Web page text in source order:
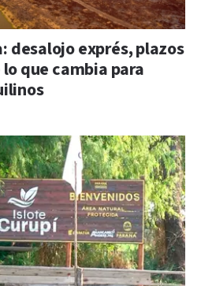
desalojo exprés, plazos
que cambia para